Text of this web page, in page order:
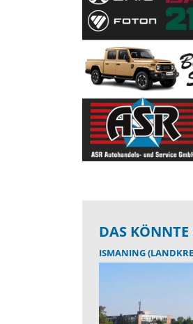
DAS KÖNNTE
ISMANING